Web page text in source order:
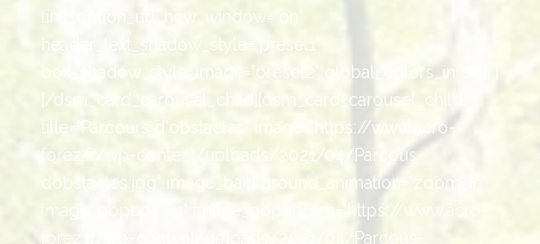
link_option_url_new_window="on"
header_text_shadow_style="preset1"
box_shadow_style_image="preset2" global_colors_info="{}"]
[/dsm_card_carousel_child][dsm_card_carousel_child
title="Parcours d'obstacles" image="https://www.acro-
forez.fr/wp-content/uploads/2021/04/Parcous-
dobstacles.jpg" image_background_animation="zoom_in"
image_popup="on" image_popup_src="https://www.acro-
forez.fr/wp-content/uploads/2021/04/Parcous-